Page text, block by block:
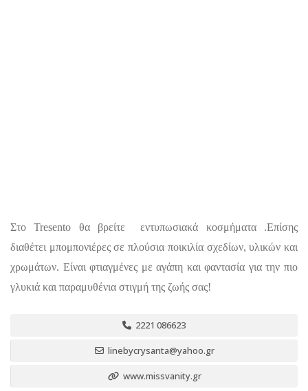
Στο Tresento θα βρείτε εντυπωσιακά κοσμήματα .Επίσης
διαθέτει μπομπονιέρες σε πλούσια ποικιλία σχεδίων, υλικών και
χρωμάτων. Είναι φτιαγμένες με αγάπη και φαντασία για την πιο
γλυκιά και παραμυθένια στιγμή της ζωής σας!
2221 086623
linebycrysanta@yahoo.gr
www.missvanity.gr